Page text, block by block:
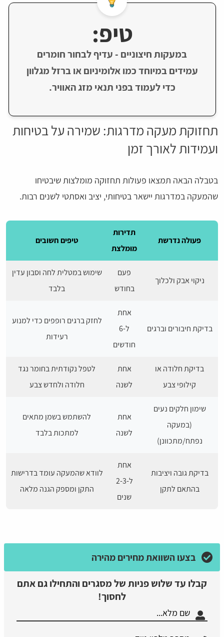
טיפ:
במעקות חיצוניים - עדיף לבחור חומרים
עמידים במיוחד כמו אלומיניום או ברזל מגלוון
כדי לעמוד בפני תנאי מזג האוויר.
תחזוקת מעקה מדרגות: שמירה על בטיחות
ועמידות לאורך זמן
בטבלה הבאה תמצאו פעולות תחזוקה מומלצות שיבטיחו
שהמעקה במדרגות יישאר בטיחותי, יציב ואסתטי לשנים רבות.
פעולה נדרשת
תדירות
מומלצת
טיפים חשובים
ניקוי אבק ולכלוך
פעם
בחודש
שימוש במטלית לחה וסבון עדין
בלבד
בדיקת חיבורים וברגים
אחת
ל-6
חודשים
לחזק ברגים רופפים כדי למנוע
רעידות
בדיקת חלודה או
קילופי צבע
אחת
לשנה
לטפל נקודתית בחומר נגד
חלודה ולחדש צבע
שימון חלקים נעים
(במעקה
נפתח/מתכוונן)
אחת
לשנה
להשתמש בשמן מתאים
למתכות בלבד
בדיקת גובה ויציבות
בהתאם לתקן
אחת
ל-2-3
שנים
לוודא שהמעקה עומד בדרישות
התקן ומספק הגנה מלאה
בצעו השוואת מחירים מהירה
קבלו עד שלוש פניות של מסגרים והתחילו גם אתם
לחסוך!